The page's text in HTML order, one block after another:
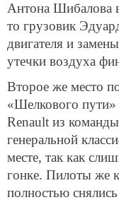
Антона Шибалова
то грузовик
двигателя и
утечки воздуха
Второе же место
«Шелкового
Renault из
генеральной
месте, так как
гонке. Пилоты
полностью